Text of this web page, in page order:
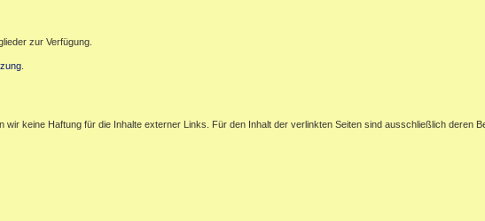
zur Verfügung.
wir keine Haftung für die Inhalte externer Links. Für den Inhalt der verlinkten Seiten sind ausschließlich deren